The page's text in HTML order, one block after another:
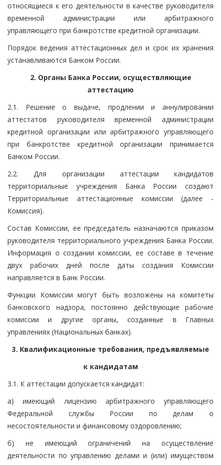
относящиеся к его деятельности в качестве руководителя
временной администрации или арбитражного
управляющего при банкротстве кредитной организации.
Порядок ведения аттестационных дел и срок их хранения
устанавливаются Банком России.
2. Органы Банка России, осуществляющие
аттестацию
2.1. Решение о выдаче, продлении и аннулировании
аттестатов руководителя временной администрации
кредитной организации или арбитражного управляющего
при банкротстве кредитной организации принимается
Банком России.
2.2. Для организации аттестации кандидатов
территориальные учреждения Банка России создают
Территориальные аттестационные комиссии (далее -
Комиссия).
Состав Комиссии, ее председатель назначаются приказом
руководителя территориального учреждения Банка России.
Информация о создании комиссии, ее составе в течение
двух рабочих дней после даты создания Комиссии
направляется в Банк России.
Функции Комиссии могут быть возложены на комитеты
банковского надзора, постоянно действующие рабочие
комиссии и другие органы, созданные в Главных
управлениях (Национальных банках).
3. Квалификационные требования, предъявляемые
к кандидатам
3.1. К аттестации допускается кандидат:
а) имеющий лицензию арбитражного управляющего
Федеральной службы России по делам о
несостоятельности и финансовому оздоровлению;
б) не имеющий ограничений на осуществление
деятельности по управлению делами и (или) имуществом